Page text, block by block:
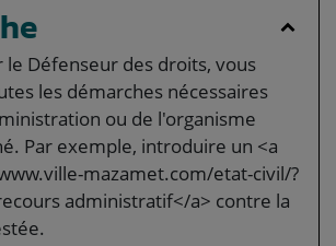
le Défenseur des droits, vous
les démarches nécessaires
ou de l'organisme
Par exemple, introduire un <a
mazamet.com/etat-civil/?
administratif</a> contre la